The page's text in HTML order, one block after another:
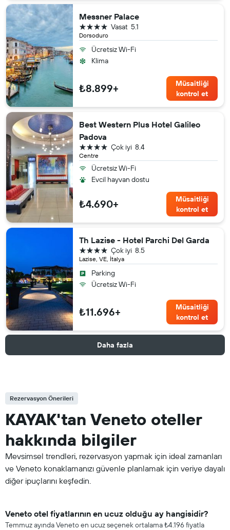
Messner Palace
Dorsoduro
5.1
Vasat
4 yıldız
Ücretsiz Wi-Fi
Klima
₺8.899+
Müsaitliği
kontrol et
Best Western Plus Hotel Galileo
Padova
Centre
8.4
Çok iyi
4 yıldız
Ücretsiz Wi-Fi
Evcil hayvan dostu
₺4.690+
Müsaitliği
kontrol et
Th Lazise - Hotel Parchi Del Garda
Lazise, VE, İtalya
8.5
Çok iyi
4 yıldız
Parking
Ücretsiz Wi-Fi
₺11.696+
Müsaitliği
kontrol et
Daha fazla
Rezervasyon Önerileri
KAYAK'tan Veneto oteller
hakkında bilgiler
Mevsimsel trendleri, rezervasyon yapmak için ideal zamanları
ve Veneto konaklamanızı güvenle planlamak için veriye dayalı
diğer ipuçlarını keşfedin.
Veneto otel fiyatlarının en ucuz olduğu ay hangisidir?
Temmuz ayında Veneto en ucuz seçenek ortalama ₺4.196 fiyatla